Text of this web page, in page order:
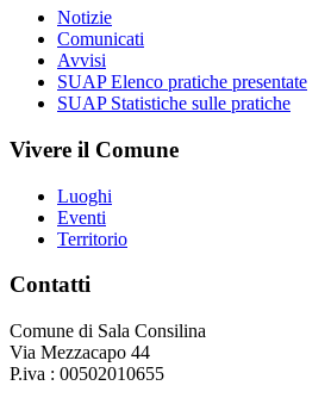
Notizie
Comunicati
Avvisi
SUAP Elenco pratiche presentate
SUAP Statistiche sulle pratiche
Vivere il Comune
Luoghi
Eventi
Territorio
Contatti
Comune di Sala Consilina
Via Mezzacapo 44
P.iva : 00502010655